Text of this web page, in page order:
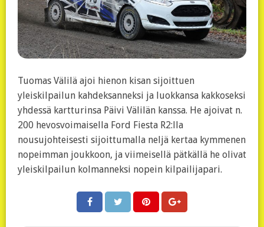
Tuomas Välilä ajoi hienon kisan sijoittuen
yleiskilpailun kahdeksanneksi ja luokkansa kakkoseksi
yhdessä kartturinsa Päivi Välilän kanssa. He ajoivat n.
200 hevosvoimaisella Ford Fiesta R2:lla
nousujohteisesti sijoittumalla neljä kertaa kymmenen
nopeimman joukkoon, ja viimeisellä pätkällä he olivat
yleiskilpailun kolmanneksi nopein kilpailijapari.